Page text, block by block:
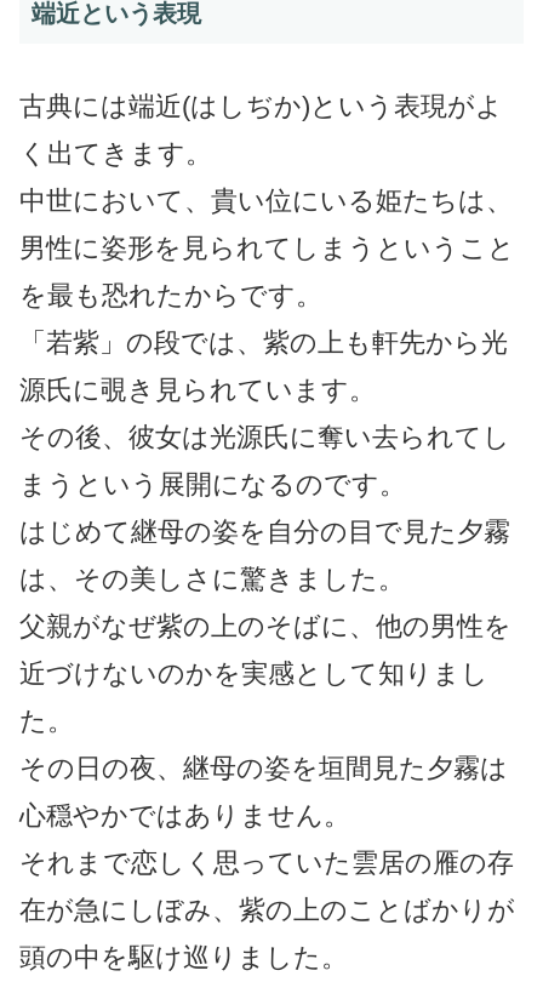
端近という表現
古典には端近(はしぢか)という表現がよ
く出てきます。
中世において、貴い位にいる姫たちは、
男性に姿形を見られてしまうということ
を最も恐れたからです。
「若紫」の段では、紫の上も軒先から光
源氏に覗き見られています。
その後、彼女は光源氏に奪い去られてし
まうという展開になるのです。
はじめて継母の姿を自分の目で見た夕霧
は、その美しさに驚きました。
父親がなぜ紫の上のそばに、他の男性を
近づけないのかを実感として知りまし
た。
その日の夜、継母の姿を垣間見た夕霧は
心穏やかではありません。
それまで恋しく思っていた雲居の雁の存
在が急にしぼみ、紫の上のことばかりが
頭の中を駆け巡りました。